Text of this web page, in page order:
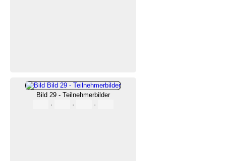
Bild 29 - Teilnehmerbilder
·
· ·